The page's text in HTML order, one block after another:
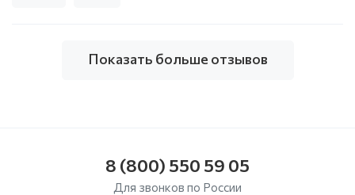
Показать больше отзывов
8 (800) 550 59 05
Для звонков по России